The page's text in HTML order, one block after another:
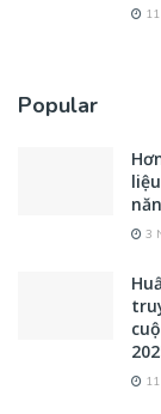
Popular
3